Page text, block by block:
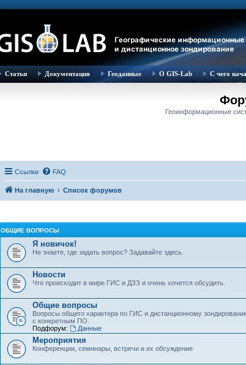
Статьи Документация Геоданные О GIS-Lab С чего
Геоинформационные
Ссылки FAQ
На главную Список форумов
ОБЩИЕ ВОПРОСЫ
Я новичок!
Не знаете, где задать вопрос? Задавайте здесь.
Новости
Что происходит в мире ГИС и ДЗЗ и очень хочется обсудить.
Общие вопросы
Вопросы общего характера по ГИС и дистанционному
с конкретным ПО.
Подфорум:
Данные
Мероприятия
Конференции, семинары, встречи и их обсуждение